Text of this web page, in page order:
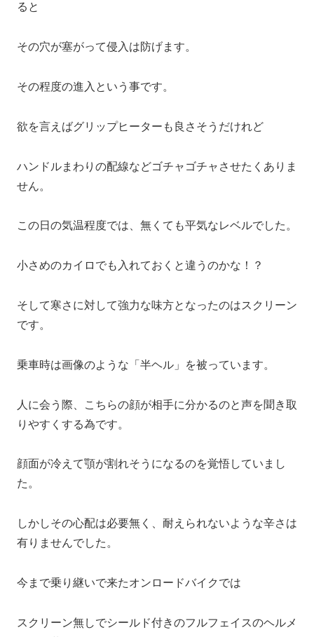
ると
その穴が塞がって侵入は防げます。
その程度の進入という事です。
欲を言えばグリップヒーターも良さそうだけれど
ハンドルまわりの配線などゴチャゴチャさせたくありま
せん。
この日の気温程度では、無くても平気なレベルでした。
小さめのカイロでも入れておくと違うのかな！？
そして寒さに対して強力な味方となったのはスクリーン
です。
乗車時は画像のような「半ヘル」を被っています。
人に会う際、こちらの顔が相手に分かるのと声を聞き取
りやすくする為です。
顔面が冷えて顎が割れそうになるのを覚悟していまし
た。
しかしその心配は必要無く、耐えられないような辛さは
有りませんでした。
今まで乗り継いで来たオンロードバイクでは
スクリーン無しでシールド付きのフルフェイスのヘルメ